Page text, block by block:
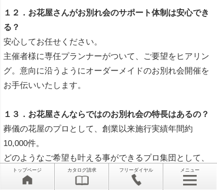
１２．お花屋さんがお別れ会のサポート体制は安心でき
る？
安心してお任せください。
主催者様に専任プランナーがついて、ご要望をヒアリン
グ。意向に沿うようにオーダーメイドのお別れ会開催を
お手伝いいたします。
１３．お花屋さんならではのお別れ会の特長はあるの？
葬儀の花屋のプロとして、創業以来施行実績年間約
10,000件。
どのようなご希望も叶える事ができるプロ集団として、
お客様にご安心していただけるよう装飾をさせていただ
きます。
メニュー
トップページ カタログ請求 フリーダイヤル